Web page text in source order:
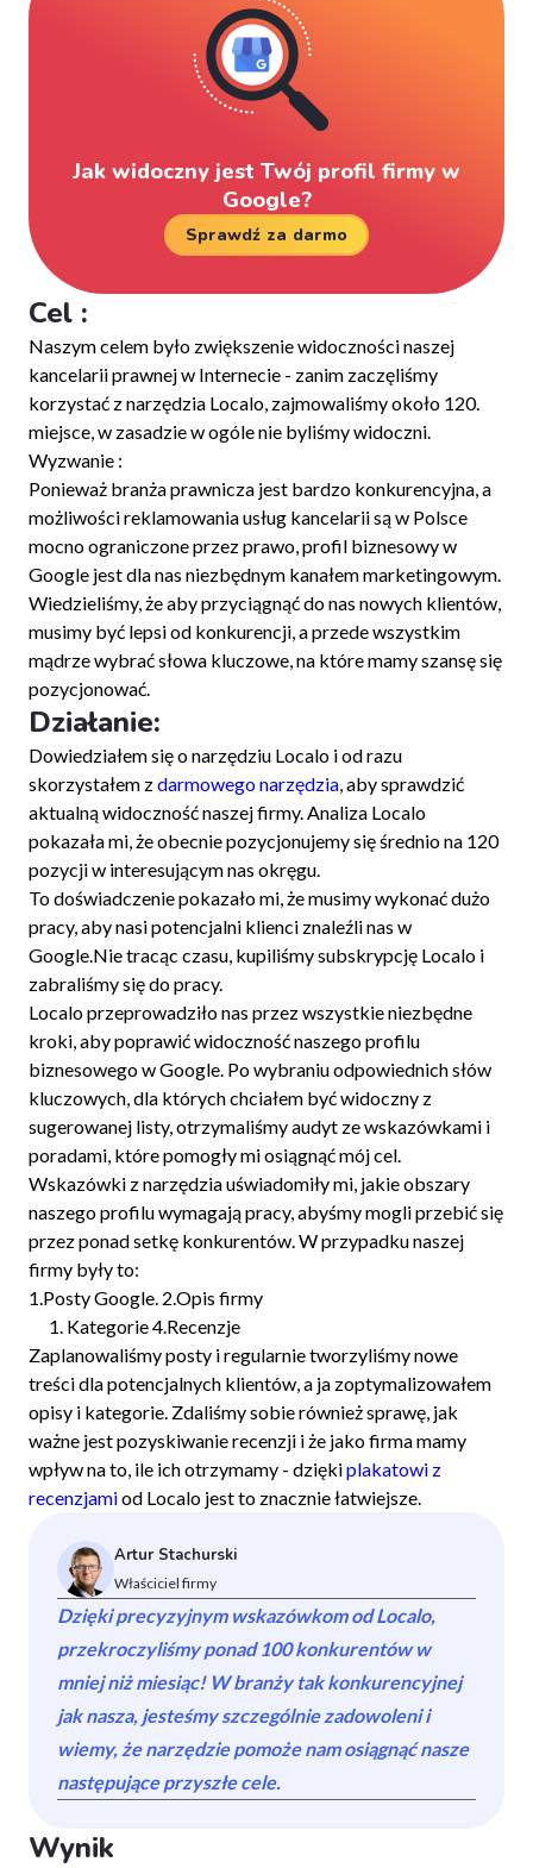
Jak widoczny jest Twój profil firmy w
Google?
Sprawdź za darmo
Cel :
Naszym celem było zwiększenie widoczności naszej
kancelarii prawnej w Internecie - zanim zaczęliśmy
korzystać z narzędzia Localo, zajmowaliśmy około 120.
miejsce, w zasadzie w ogóle nie byliśmy widoczni.
Wyzwanie :
Ponieważ branża prawnicza jest bardzo konkurencyjna, a
możliwości reklamowania usług kancelarii są w Polsce
mocno ograniczone przez prawo, profil biznesowy w
Google jest dla nas niezbędnym kanałem marketingowym.
Wiedzieliśmy, że aby przyciągnąć do nas nowych klientów,
musimy być lepsi od konkurencji, a przede wszystkim
mądrze wybrać słowa kluczowe, na które mamy szansę się
pozycjonować.
Działanie:
Dowiedziałem się o narzędziu Localo i od razu
skorzystałem zdarmowego narzędzia, aby sprawdzić
aktualną widoczność naszej firmy. Analiza Localo
pokazała mi, że obecnie pozycjonujemy się średnio na 120
pozycji w interesującym nas okręgu.
To doświadczenie pokazało mi, że musimy wykonać dużo
pracy, aby nasi potencjalni klienci znaleźli nas w
Google.Nie tracąc czasu, kupiliśmy subskrypcję Localo i
zabraliśmy się do pracy.
Localo przeprowadziło nas przez wszystkie niezbędne
kroki, aby poprawić widoczność naszego profilu
biznesowego w Google. Po wybraniu odpowiednich słów
kluczowych, dla których chciałem być widoczny z
sugerowanej listy, otrzymaliśmy audyt ze wskazówkami i
poradami, które pomogły mi osiągnąć mój cel.
Wskazówki z narzędzia uświadomiły mi, jakie obszary
naszego profilu wymagają pracy, abyśmy mogli przebić się
przez ponad setkę konkurentów. W przypadku naszej
firmy były to:
1.Posty Google. 2.Opis firmy
Kategorie 4.Recenzje
Zaplanowaliśmy posty i regularnie tworzyliśmy nowe
treści dla potencjalnych klientów, a ja zoptymalizowałem
opisy i kategorie. Zdaliśmy sobie również sprawę, jak
ważne jest pozyskiwanie recenzji i że jako firma mamy
wpływ na to, ile ich otrzymamy - dziękiplakatowi z
recenzjamiod Localo jest to znacznie łatwiejsze.
Artur Stachurski
Właściciel firmy
Dzięki precyzyjnym wskazówkom od Localo,
przekroczyliśmy ponad 100 konkurentów w
mniej niż miesiąc! W branży tak konkurencyjnej
jak nasza, jesteśmy szczególnie zadowoleni i
wiemy, że narzędzie pomoże nam osiągnąć nasze
następujące przyszłe cele.
Wynik